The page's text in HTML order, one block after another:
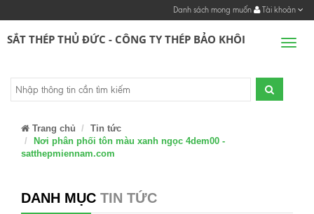
Danh sách mong muốn Tài khoản
SẮT THÉP THỦ ĐỨC - CÔNG TY THÉP BẢO KHÔI
Trang chủ
Tin tức
Nơi phân phối tôn màu xanh ngọc 4dem00 -
satthepmiennam.com
DANH MỤC TIN TỨC